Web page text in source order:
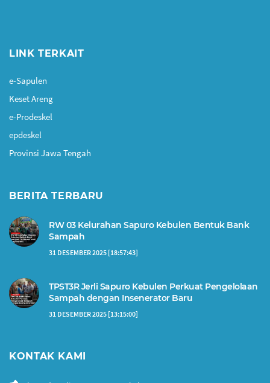
LINK TERKAIT
e-Sapulen
Keset Areng
e-Prodeskel
epdeskel
Provinsi Jawa Tengah
BERITA TERBARU
RW 03 Kelurahan Sapuro Kebulen Bentuk Bank
Sampah
31 DESEMBER 2025 [18:57:43]
TPST3R Jerli Sapuro Kebulen Perkuat Pengelolaan
Sampah dengan Insenerator Baru
31 DESEMBER 2025 [13:15:00]
KONTAK KAMI